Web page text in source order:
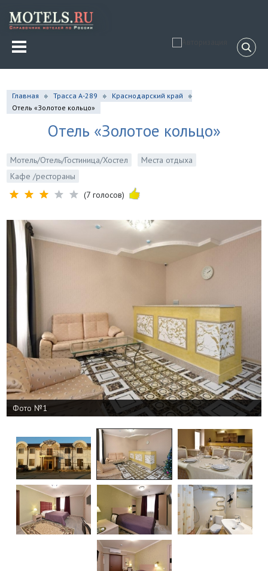
Главная Трасса А-289
Краснодарский край
Отель «Золотое кольцо»
Отель «Золотое кольцо»
Мотель/Отель/Гостиница/Хостел
Места отдыха
Кафе /рестораны
(7 голосов)
Фото №1